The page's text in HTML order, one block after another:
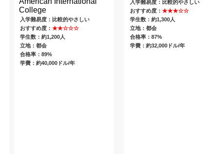
College
入学難易度：比較的やさしい
おすすめ度：★★☆☆☆
学生数：約1,200人
立地：都会
合格率：89%
学費：約40,000ドル/年
入学難易度：比較的やさしい
おすすめ度： ★★★☆☆
学生数：約1,300人
立地：都会
合格率：87%
学費：約32,000ドル/年